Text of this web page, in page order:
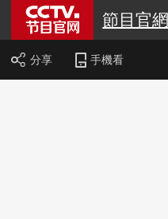
節目官網
分享 手機看